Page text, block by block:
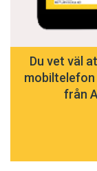
Du vet väl
mobiltelefon
från